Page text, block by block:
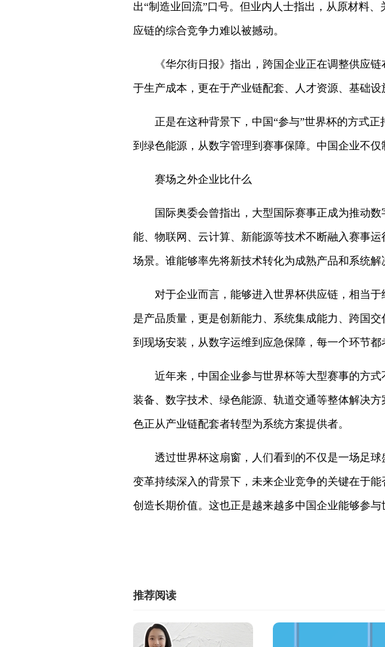
出“制造业回流”口号。但业内人士指出，从原材料
应链的综合竞争力难以被撼动。
《华尔街日报》指出，跨国企业正在调整供应
于生产成本，更在于产业链配套、人才资源、基础设
正是在这种背景下，中国“参与”世界杯的方式
到绿色能源，从数字管理到赛事保障。中国企业不仅
赛场之外企业比什么
国际奥委会曾指出，大型国际赛事正成为推动
能、物联网、云计算、新能源等技术不断融入赛事
场景。谁能够率先将新技术转化为成熟产品和系统解
对于企业而言，能够进入世界杯供应链，相当
是产品质量，更是创新能力、系统集成能力、跨国
到现场安装，从数字运维到应急保障，每一个环节
近年来，中国企业参与世界杯等大型赛事的方
装备、数字技术、绿色能源、轨道交通等整体解决
色正从产业链配套者转型为系统方案提供者。
透过世界杯这扇窗，人们看到的不仅是一场足
变革持续深入的背景下，未来企业竞争的关键在于
创造长期价值。这也正是越来越多中国企业能够参
推荐阅读